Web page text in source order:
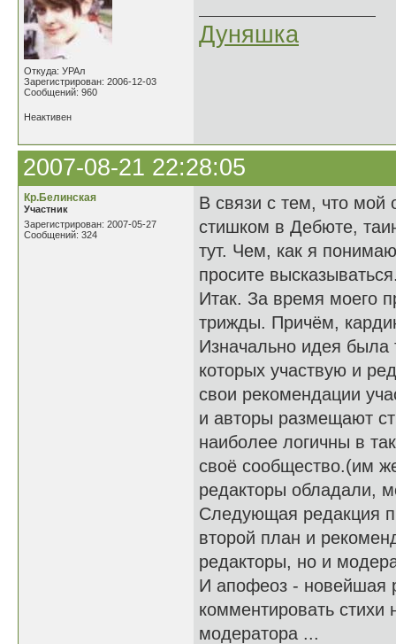
Откуда: УРАл
Зарегистрирован: 2006-12-03
Сообщений: 960
Дуняшка
Неактивен
2007-08-21 22:28:05
Кр.Белинская
Участник
Зарегистрирован: 2007-05-27
Сообщений: 324
В связи с тем, что
стишком в Дебюте,
тут. Чем, как я
просите
Итак. За время моего
трижды. Причём,
Изначально идея была
которых участвую и
свои рекомендации
и авторы размещают
наиболее логичны в
своё сообщество.(им
редакторы обладали,
Следующая редакция
второй план и
редакторы, но и
И апофеоз - новейшая
комментировать
модератора ...